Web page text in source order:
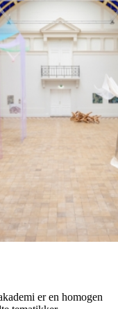
er en homogen